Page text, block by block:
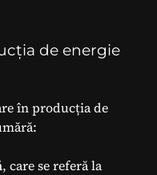
de energie
în producția de
, care se referă la